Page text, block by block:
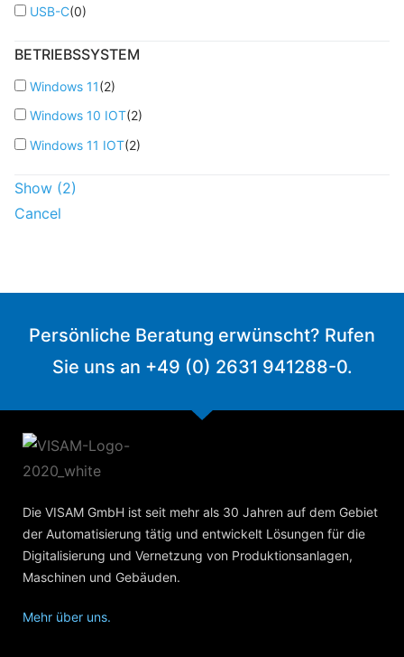
USB-C(0)
BETRIEBSSYSTEM
Windows 11(2)
Windows 10 IOT(2)
Windows 11 IOT(2)
Show (2)
Cancel
Persönliche Beratung erwünscht? Rufen
Sie uns an +49 (0) 2631 941288-0.
Die VISAM GmbH ist seit mehr als 30 Jahren auf dem Gebiet
der Automatisierung tätig und entwickelt Lösungen für die
Digitalisierung und Vernetzung von Produktionsanlagen,
Maschinen und Gebäuden.
Mehr über uns.